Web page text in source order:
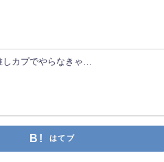
カプでやらなきゃ…
はてブ